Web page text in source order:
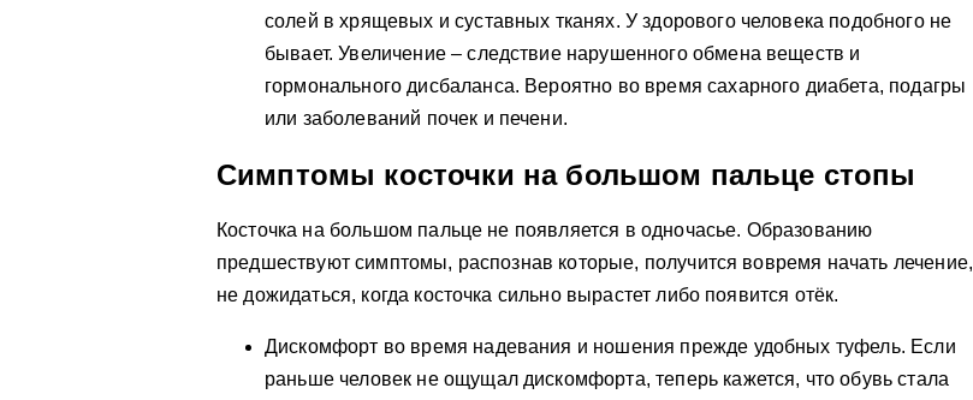
солей в хрящевых и суставных тканях. У здорового человека подобного не
бывает. Увеличение – следствие нарушенного обмена веществ и
гормонального дисбаланса. Вероятно во время сахарного диабета, подагры
или заболеваний почек и печени.
Симптомы косточки на большом пальце стопы
Косточка на большом пальце не появляется в одночасье. Образованию
предшествуют симптомы, распознав которые, получится вовремя начать лечение,
не дожидаться, когда косточка сильно вырастет либо появится отёк.
Дискомфорт во время надевания и ношения прежде удобных туфель. Если
раньше человек не ощущал дискомфорта, теперь кажется, что обувь стала